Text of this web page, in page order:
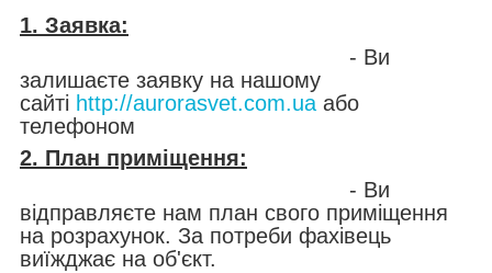
1. Заявка:
- Ви
залишаєте заявку на нашому
сайті http://aurorasvet.com.ua або
телефоном
2. План приміщення:
- Ви
відправляєте нам план свого приміщення
на розрахунок. За потреби фахівець
виїжджає на об'єкт.